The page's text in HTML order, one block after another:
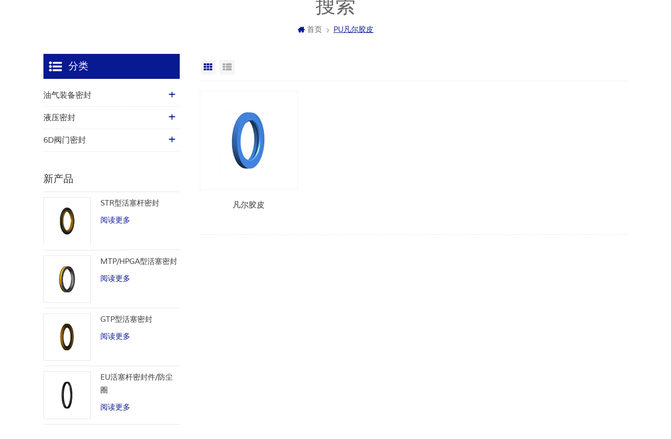
搜索
首页 PU凡尔胶皮
网格视图
凡尔胶皮
分类
油气装备密封
液压密封
6D阀门密封
新产品
STR型活塞杆密封
阅读更多
MTP/HPGA型活塞密封
阅读更多
GTP型活塞密封
阅读更多
EU活塞杆密封件/防尘
圈
阅读更多